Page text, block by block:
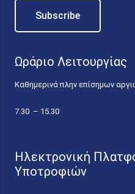
Ωράριο Λειτουργίας
Καθημερινά πλην επίσημων
7.30 – 15.30
Ηλεκτρονική
Υποτροφιών